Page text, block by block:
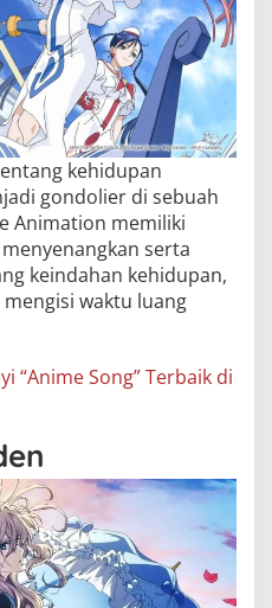
kehidupan
gondolier di sebuah
Animation memiliki
serta
keindahan kehidupan,
waktu luang
“Anime Song” Terbaik di